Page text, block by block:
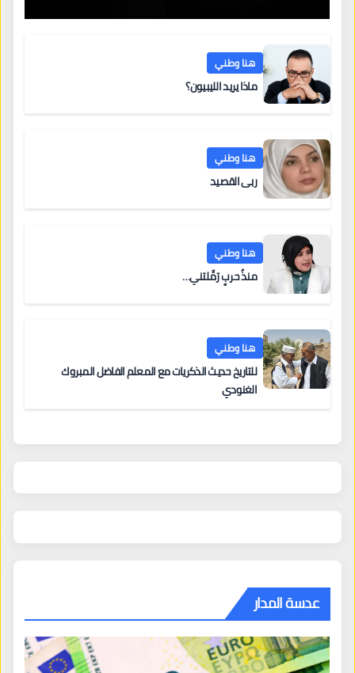
هنا وطني
ماذا يريد الليبيون؟
هنا وطني
ربى القصيد
هنا وطني
منذُ حربٍ رَمَّلتني…
هنا وطني
للتاريخ حديث الذكريات مع المعلم الفاضل المبروك
الغنودي
عدسة المدار